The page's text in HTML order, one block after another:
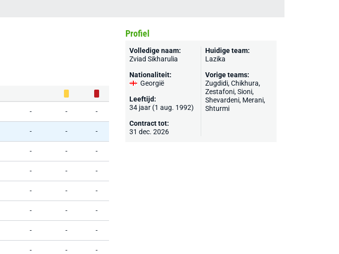
- - -
- - -
- - -
- - -
- - -
- - -
- - -
- - -
Profiel
Volledige naam:
Zviad Sikharulia
Nationaliteit:
Georgië
Leeftijd:
34 jaar (1 aug. 1992)
Contract tot:
31 dec. 2026
Huidige team:
Lazika
Vorige teams:
Zugdidi, Chikhura,
Zestafoni, Sioni,
Shevardeni, Merani,
Shturmi